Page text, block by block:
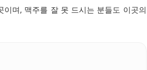
며, 맥주를 잘 못 드시는 분들도 이곳의